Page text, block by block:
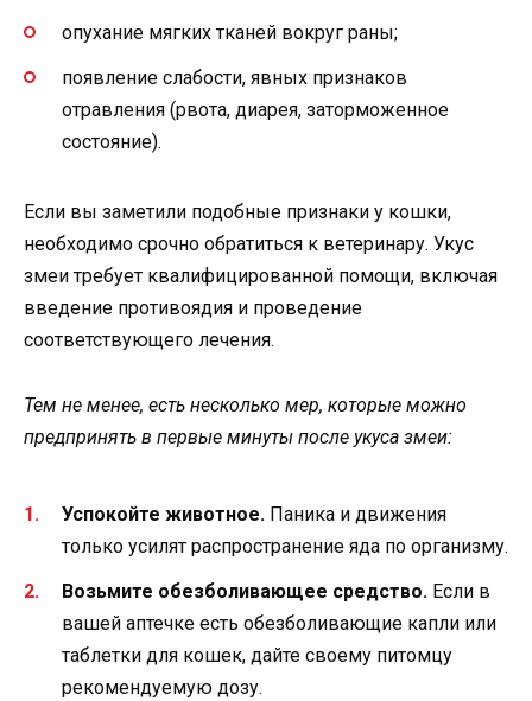
опухание мягких тканей вокруг раны;
появление слабости, явных признаков
отравления (рвота, диарея, заторможенное
состояние).
Если вы заметили подобные признаки у кошки,
необходимо срочно обратиться к ветеринару. Укус
змеи требует квалифицированной помощи, включая
введение противоядия и проведение
соответствующего лечения.
Тем не менее, есть несколько мер, которые можно
предпринять в первые минуты после укуса змеи:
Успокойте животное. Паника и движения
только усилят распространение яда по организму.
Возьмите обезболивающее средство. Если в
вашей аптечке есть обезболивающие капли или
таблетки для кошек, дайте своему питомцу
рекомендуемую дозу.